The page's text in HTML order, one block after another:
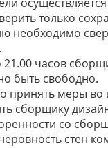
только
необходимо
часов
быть свободно.
принять меры
сборщику
со
стен